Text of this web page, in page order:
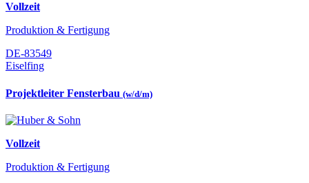
Vollzeit
Produktion & Fertigung
DE-83549
Eiselfing
Projektleiter Fensterbau (w/d/m)
Vollzeit
Produktion & Fertigung